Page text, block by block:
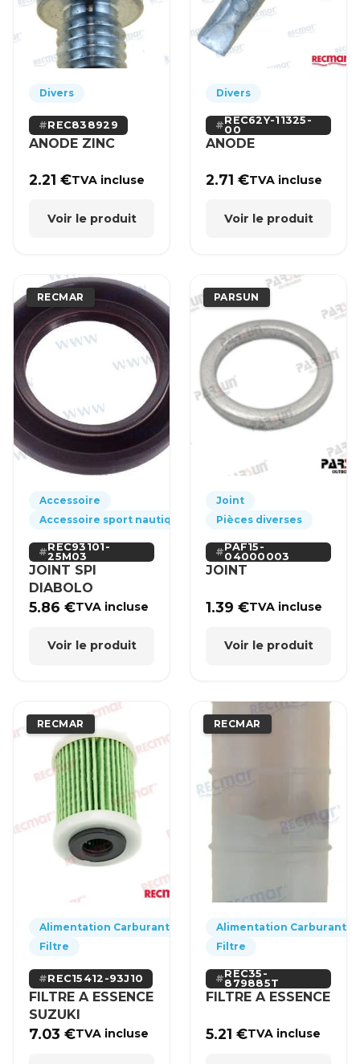
Divers
REC838929
ANODE ZINC
2.21€TVA incluse
Voir le produit
Divers
REC62Y-11325-
00
ANODE
2.71€TVA incluse
Voir le produit
RECMAR
Accessoire
Accessoire sport nautique
REC93101-
25M03
JOINT SPI
DIABOLO
5.86€TVA incluse
Voir le produit
PARSUN
Joint
Pièces diverses
PAF15-
04000003
JOINT
1.39€TVA incluse
Voir le produit
RECMAR
Alimentation Carburant
Filtre
REC15412-93J10
FILTRE A ESSENCE
SUZUKI
7.03€TVA incluse
RECMAR
Alimentation Carburant
Filtre
REC35-
879885T
FILTRE A ESSENCE
5.21€TVA incluse